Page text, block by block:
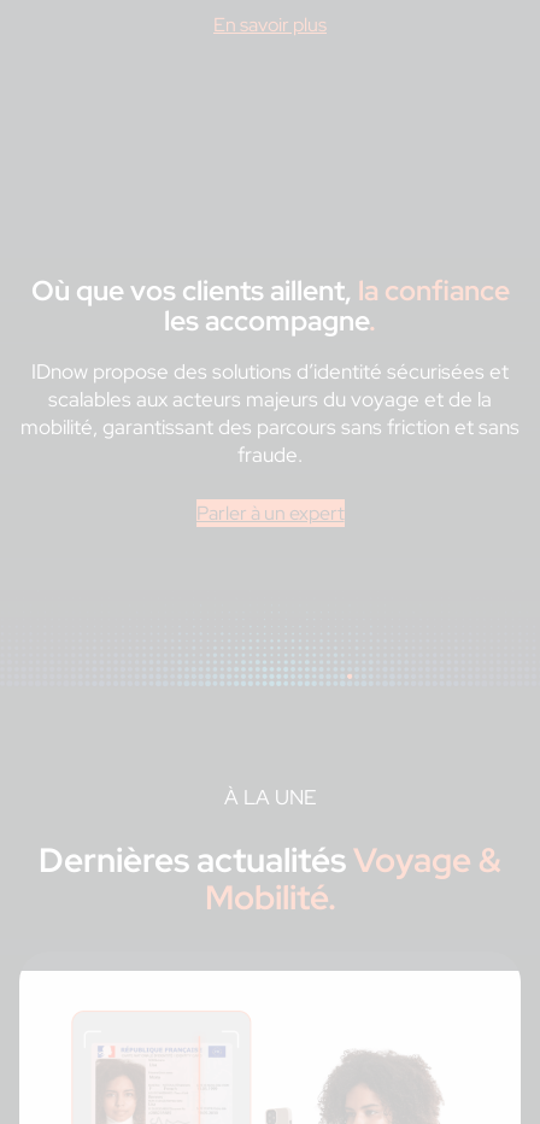
En savoir plus
Où quevos clients aillent, la confiance
les accompagne.
IDnow propose des solutions d’identité sécurisées et
scalables aux acteurs majeurs du voyage et de la
mobilité, garantissant des parcours sans friction et sans
fraude.
Parler à un expert
À LA UNE
Dernières actualitésVoyage &
Mobilité.